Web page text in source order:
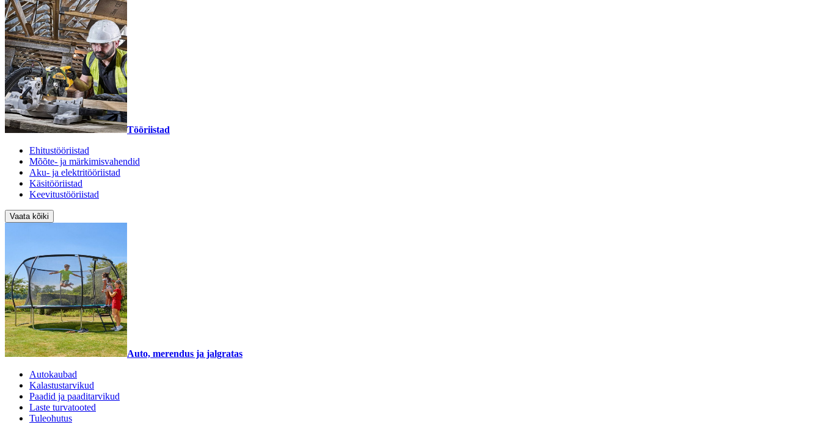
Tööriistad
Ehitustööriistad
Mõõte- ja märkimisvahendid
Aku- ja elektritööriistad
Käsitööriistad
Keevitustööriistad
Vaata kõiki
Auto, merendus ja jalgratas
Autokaubad
Kalastustarvikud
Paadid ja paaditarvikud
Laste turvatooted
Tuleohutus